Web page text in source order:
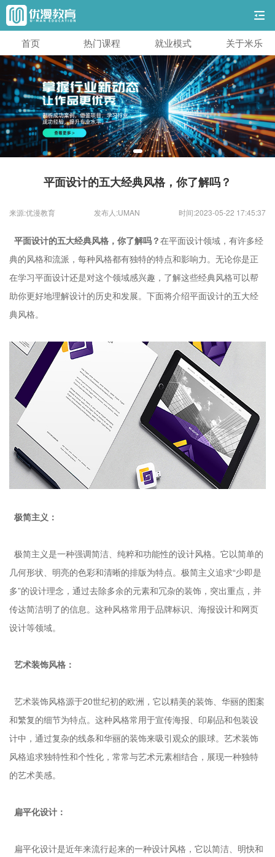
首页 热门课程 就业模式 关于米乐
平面设计的五大经典风格，你了解吗？
来源:优漫教育 发布人:UMAN 时间:2023-05-22 17:45:37
平面设计的五大经典风格，你了解吗？在平面设计领域，有许多经
典的风格和流派，每种风格都有独特的特点和影响力。无论你是正
在学习平面设计还是对这个领域感兴趣，了解这些经典风格可以帮
助你更好地理解设计的历史和发展。下面将介绍平面设计的五大经
典风格。
极简主义：
极简主义是一种强调简洁、纯粹和功能性的设计风格。它以简单的
几何形状、明亮的色彩和清晰的排版为特点。极简主义追求“少即是
多”的设计理念，通过去除多余的元素和冗杂的装饰，突出重点，并
传达简洁明了的信息。这种风格常用于品牌标识、海报设计和网页
设计等领域。
艺术装饰风格：
艺术装饰风格源于20世纪初的欧洲，它以精美的装饰、华丽的图案
和繁复的细节为特点。这种风格常用于宣传海报、印刷品和包装设
计中，通过复杂的线条和华丽的装饰来吸引观众的眼球。艺术装饰
风格追求独特性和个性化，常常与艺术元素相结合，展现一种独特
的艺术美感。
扁平化设计：
扁平化设计是近年来流行起来的一种设计风格，它以简洁、明快和